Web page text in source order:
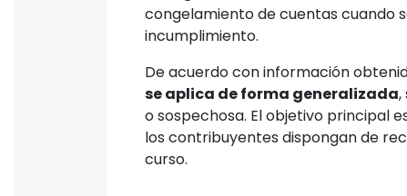
congelamiento de cuentas cuando
incumplimiento.
De acuerdo con información
se aplica de forma generalizada,
o sospechosa. El objetivo principal
los contribuyentes dispongan de
curso.